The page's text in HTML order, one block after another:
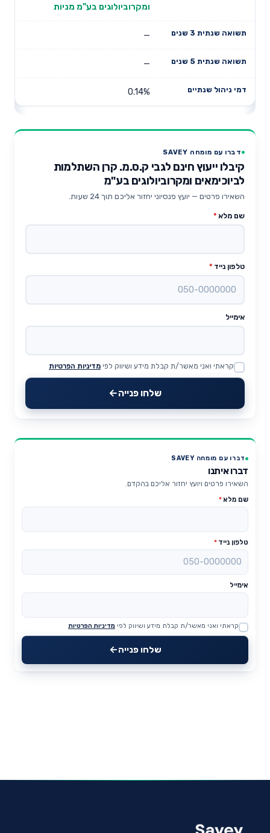
ומקרוביולוגים בע"מ מניות
—
—
0.14%
דברו עם מומחה SAVEY
קיבלו ייעוץ חינם לגבי ק.ס.מ. קרן השתלמות
לביוכימאים ומקרוביולוגים בע"מ
השאירו פרטים — יועץ פנסיוני יחזור אליכם תוך 24 שעות.
שם מלא *
טלפון נייד *
אימייל
Website
קראתי ואני מאשר/ת קבלת מידע ושיווק לפי מדיניות הפרטיות
שלחו פנייה
דברו עם מומחה SAVEY
דברו איתנו
השאירו פרטים ויועץ יחזור אליכם בהקדם.
שם מלא*
טלפון נייד *
אימייל
Website
קראתי ואני מאשר/ת קבלת מידע ושיווק לפי מדיניות הפרטיות
שלחו פנייה